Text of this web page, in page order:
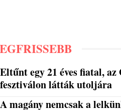
Eltűnt egy 21 éves fiatal, az
fesztiválon látták utoljára
A magány nemcsak a